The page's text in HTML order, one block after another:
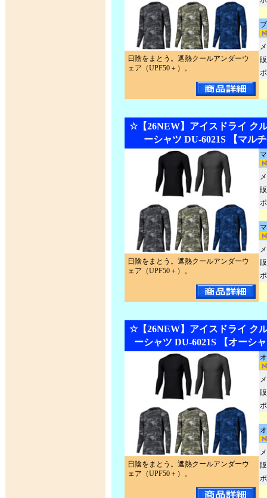
日陰をまとう。遮熱クールアンダーウ
ェア（UPF50＋）。
☆【26NEW】アイスドライ ク
ーシャツ DU-6021S 【マル
日陰をまとう。遮熱クールアンダーウ
ェア（UPF50＋）。
☆【26NEW】アイスドライ ク
ーシャツ DU-6021S 【オーシ
日陰をまとう。遮熱クールアンダーウ
ェア（UPF50＋）。